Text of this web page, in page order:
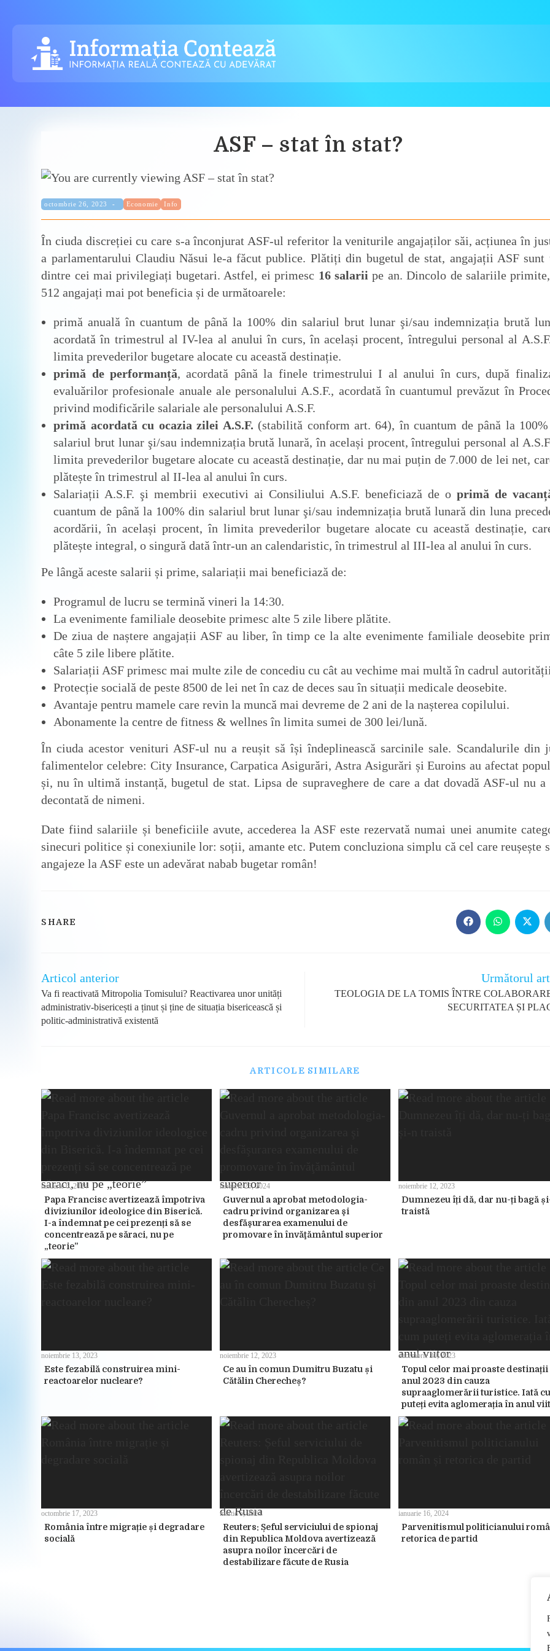
ASF – stat în stat?
Publicat:
octombrie 26, 2023 Categorie:
Economie Info
În ciuda discreției cu care s-a înconjurat ASF-ul referitor la veniturile angajaților săi, acțiunea în
a parlamentarului Claudiu Năsui le-a făcut publice. Plătiți din bugetul de stat, angajații ASF sunt
dintre cei mai privilegiați bugetari. Astfel, ei primesc 16 salariipe an. Dincolo de salariile
512 angajați mai pot beneficia și de următoarele:
primă anuală în cuantum de până la 100% din salariul brut lunar şi/sau indemnizația brută
acordată în trimestrul al IV-lea al anului în curs, în același procent, întregului personal al
limita prevederilor bugetare alocate cu această destinație.
primă de performanță, acordată până la finele trimestrului I al anului în curs, după
evaluărilor profesionale anuale ale personalului A.S.F., acordată în cuantumul prevăzut în
privind modificările salariale ale personalului A.S.F.
primă acordată cu ocazia zilei A.S.F. (stabilită conform art. 64), în cuantum de până la
salariul brut lunar şi/sau indemnizația brută lunară, în același procent, întregului personal al
limita prevederilor bugetare alocate cu această destinație, dar nu mai puțin de 7.000 de lei net,
plătește în trimestrul al II-lea al anului în curs.
Salariații A.S.F. şi membrii executivi ai Consiliului A.S.F. beneficiază de o primă de
cuantum de până la 100% din salariul brut lunar şi/sau indemnizația brută lunară din luna
acordării, în același procent, în limita prevederilor bugetare alocate cu această destinație,
plătește integral, o singură dată într-un an calendaristic, în trimestrul al III-lea al anului în curs.
Pe lângă aceste salarii și prime, salariații mai beneficiază de:
Programul de lucru se termină vineri la 14:30.
La evenimente familiale deosebite primesc alte 5 zile libere plătite.
De ziua de naștere angajații ASF au liber, în timp ce la alte evenimente familiale deosebite
câte 5 zile libere plătite.
Salariații ASF primesc mai multe zile de concediu cu cât au vechime mai multă în cadrul
Protecție socială de peste 8500 de lei net în caz de deces sau în situații medicale deosebite.
Avantaje pentru mamele care revin la muncă mai devreme de 2 ani de la nașterea copilului.
Abonamente la centre de fitness & wellnes în limita sumei de 300 lei/lună.
În ciuda acestor venituri ASF-ul nu a reușit să își îndeplinească sarcinile sale. Scandalurile din
falimentelor celebre: City Insurance, Carpatica Asigurări, Astra Asigurări și Euroins au afectat
și, nu în ultimă instanță, bugetul de stat. Lipsa de supraveghere de care a dat dovadă ASF-ul nu a
decontată de nimeni.
Date fiind salariile și beneficiile avute, accederea la ASF este rezervată numai unei anumite
sinecuri politice și conexiunile lor: soții, amante etc. Putem concluziona simplu că cel care reușește
angajeze la ASF este un adevărat nabab bugetar român!
SHARE
Opens
in
Opens
in
Opens
in
Read
more
articles
Articol anterior
Va fi reactivată Mitropolia Tomisului? Reactivarea unor unități
administrativ-bisericești a ținut și ține de situația bisericească și
politic-administrativă existentă
Următorul
TEOLOGIA DE LA TOMIS ÎNTRE
SECURITATEA ȘI
ARTICOLE SIMILARE
Papa Francisc avertizează împotriva
diviziunilor ideologice din Biserică.
I-a îndemnat pe cei prezenți să se
concentrează pe săraci, nu pe
„teorie”
ianuarie 6, 2024
Guvernul a aprobat metodologia-
cadru privind organizarea şi
desfăşurarea examenului de
promovare în învăţământul superior
ianuarie 25, 2024
Dumnezeu îți dă, dar nu-ți bagă
traistă
noiembrie 12, 2023
Este fezabilă construirea mini-
reactoarelor nucleare?
noiembrie 13, 2023
Ce au în comun Dumitru Buzatu și
Cătălin Cherecheș?
noiembrie 12, 2023
Topul celor mai proaste
anul 2023 din cauza
supraaglomerării turistice. Iată
puteți evita aglomerația în anul
decembrie 30, 2023
România între migrație și degradare
socială
octombrie 17, 2023
Reuters: Șeful serviciului de spionaj
din Republica Moldova avertizează
asupra noilor încercări de
destabilizare făcute de Rusia
martie 5, 2024
Parvenitismul politicianului
retorica de partid
ianuarie 16, 2024